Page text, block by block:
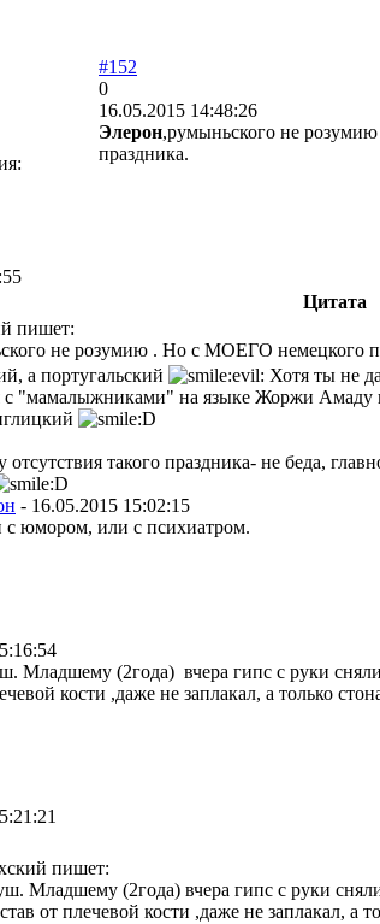
#152
0
16.05.2015 14:48:26
Элерон,румыньского не
праздника.
Цитата
пишет:
не розумию . Но с МОЕГО немецкого
а португальский
Хотя ты не
с "мамалыжниками" на языке Жоржи Амаду
такого праздника- не беда,
- 16.05.2015 15:02:15
юмором, или с психиатром.
Младшему (2года) вчера гипс с руки
кости ,даже не заплакал, а только
пишет:
Младшему (2года) вчера гипс с руки
от плечевой кости ,даже не заплакал,